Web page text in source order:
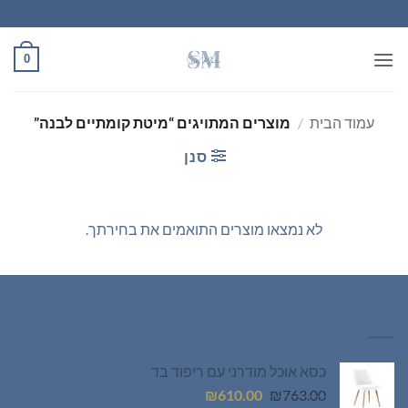
to
content
0
עמוד הבית / מוצרים המתויגים “מיטת קומתיים לבנה”
סנן
לא נמצאו מוצרים התואמים את בחירתך.
כסא אוכל מודרני עם ריפוד בד
₪763.00
המחיר ₪610.00
המחיר